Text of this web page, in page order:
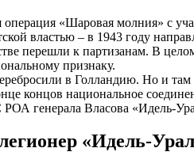
операция «Шаровая молния» с
властью – в 1943 году
перешли к партизанам. В
признаку.
в Голландию. Но и
концов национальное
генерала Власова «Идель-
«Идель-